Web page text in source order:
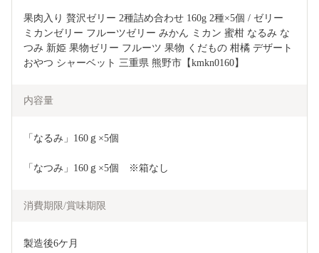
果肉入り 贅沢ゼリー 2種詰め合わせ 160g 2種×5個 / ゼリー
ミカンゼリー フルーツゼリー みかん ミカン 蜜柑 なるみ な
つみ 新姫 果物ゼリー フルーツ 果物 くだもの 柑橘 デザート
おやつ シャーベット 三重県 熊野市【kmkn0160】
内容量
「なるみ」160ｇ×5個
「なつみ」160ｇ×5個　※箱なし
消費期限/賞味期限
製造後6ケ月